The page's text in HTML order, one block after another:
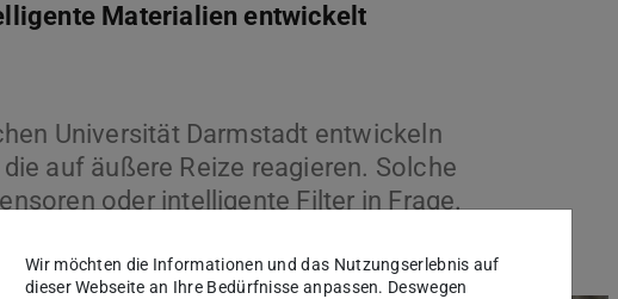
Materialien entwickelt
Universität Darmstadt entwickeln
auf äußere Reize reagieren. Solche
oder intelligente Filter in Frage.
Wir möchten die Informationen und das Nutzungserlebnis auf
dieser Webseite an Ihre Bedürfnisse anpassen. Deswegen